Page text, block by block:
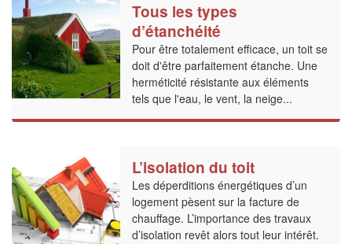
Tous les types
d’étanchéité
Pour être totalement efficace, un toit se
doit d'être parfaitement étanche. Une
herméticité résistante aux éléments
tels que l'eau, le vent, la neige...
L’isolation du toit
Les déperditions énergétiques d’un
logement pèsent sur la facture de
chauffage. L’importance des travaux
d’isolation revêt alors tout leur intérêt.